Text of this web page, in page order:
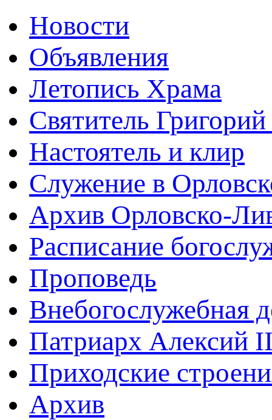
Новости
Объявления
Летопись Храма
Святитель
Настоятель и клир
Служение в
Архив Орловско-
Расписание
Проповедь
Внебогослужебная
Патриарх Алексий
Приходские
Архив